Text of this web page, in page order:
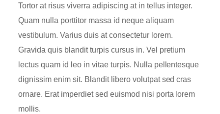
Tortor at risus viverra adipiscing at in tellus integer.
Quam nulla porttitor massa id neque aliquam
vestibulum. Varius duis at consectetur lorem.
Gravida quis blandit turpis cursus in. Vel pretium
lectus quam id leo in vitae turpis. Nulla pellentesque
dignissim enim sit. Blandit libero volutpat sed cras
ornare. Erat imperdiet sed euismod nisi porta lorem
mollis.